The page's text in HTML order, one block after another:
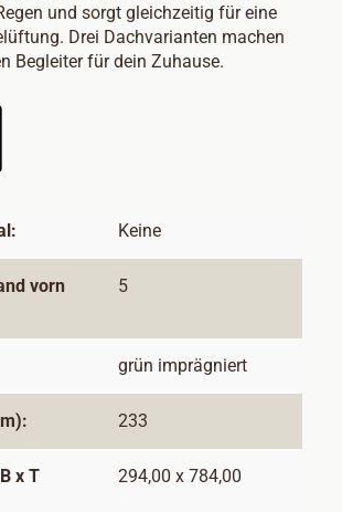
und sorgt gleichzeitig für eine
Drei Dachvarianten machen
Begleiter für dein Zuhause.
Keine
vorn
5
grün imprägniert
233
x T
294,00 x 784,00